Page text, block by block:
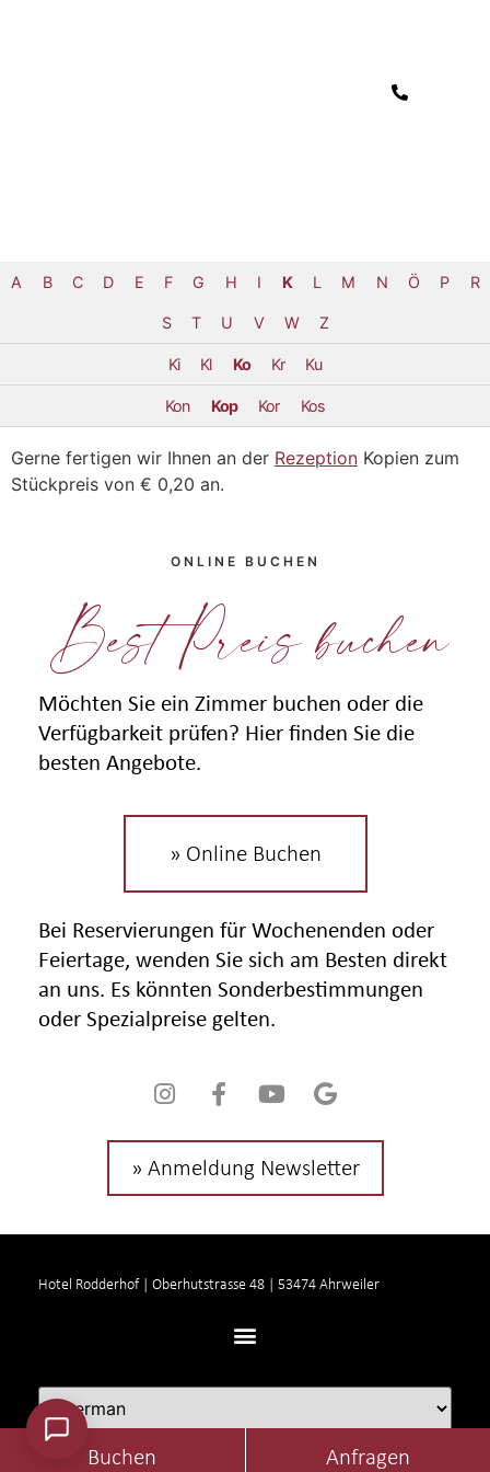
A B C D E F G H I K L M N Ö P R
S T U V W Z
Ki Kl Ko Kr Ku
Kon Kop Kor Kos
Gerne fertigen wir Ihnen an der Rezeption Kopien zum
Stückpreis von € 0,20 an.
ONLINE BUCHEN
Best Preis buchen
Möchten Sie ein Zimmer buchen oder die
Verfügbarkeit prüfen? Hier finden Sie die
besten Angebote.
» Online Buchen
Bei Reservierungen für Wochenenden oder
Feiertage, wenden Sie sich am Besten direkt
an uns. Es könnten Sonderbestimmungen
oder Spezialpreise gelten.
» Anmeldung Newsletter
Hotel Rodderhof | Oberhutstrasse 48 | 53474 Ahrweiler
Buchen Anfragen